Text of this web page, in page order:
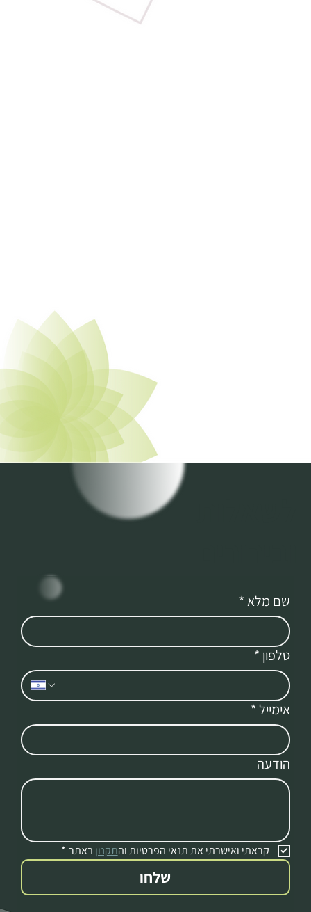
שם מלא*
טלפון *
אימייל*
הודעה
קראתי ואישרתי את תנאי הפרטיות והתקנון באתר *
שלחו